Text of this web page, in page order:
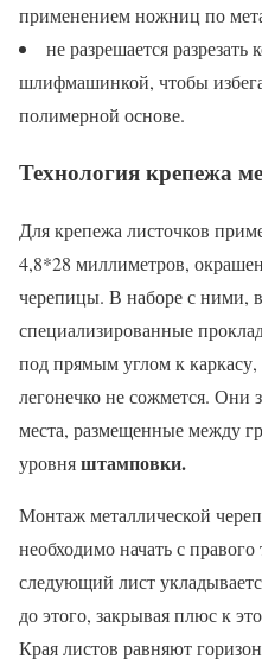
применением ножниц по
не разрешается
шлифмашинкой, чтобы
полимерной основе.
Технология крепежа
Для крепежа листочков
4,8*28 миллиметров,
черепицы. В наборе с ними,
специализированные
под прямым углом к
легонечко не сожмется. Они
места, размещенные между
уровняштамповки.
Монтаж металлической
необходимо начать с
следующий лист
до этого, закрывая плюс к
Края листов равняют